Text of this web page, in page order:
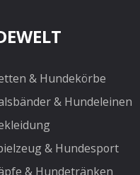
& Hundekörbe
& Hundeleinen
& Hundesport
& Hundetränken